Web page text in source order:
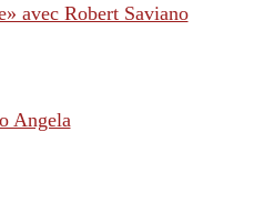
avec Robert Saviano
Angela